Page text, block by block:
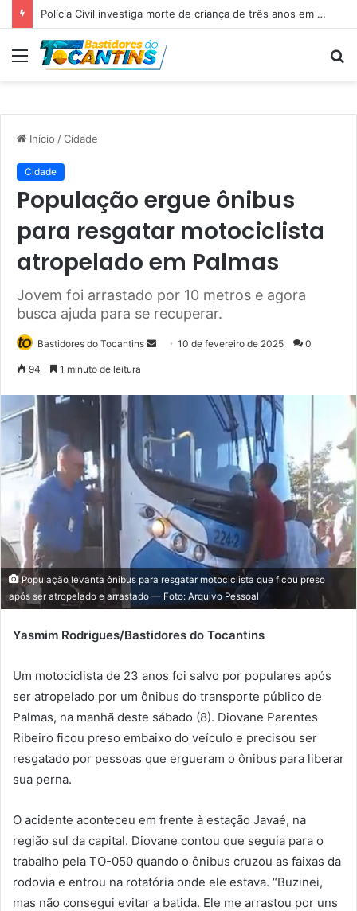
Professora Dorinha lidera disputa pelo Governo do Tocantins com 37,4% das intenções de voto, aponta pesquisa
Menu
Início /Cidade
Cidade
População ergue ônibus
para resgatar motociclista
atropelado em Palmas
Jovem foi arrastado por 10 metros e agora
busca ajuda para se recuperar.
Bastidores do Tocantins
u
e
-
m
a
10 de fevereiro de 2025 0
94 1 minuto de leitura
População levanta ônibus para resgatar motociclista que ficou preso
após ser atropelado e arrastado — Foto: Arquivo Pessoal
Yasmim Rodrigues/Bastidores do Tocantins
Um motociclista de 23 anos foi salvo por populares após
ser atropelado por um ônibus do transporte público de
Palmas, na manhã deste sábado (8). Diovane Parentes
Ribeiro ficou preso embaixo do veículo e precisou ser
resgatado por pessoas que ergueram o ônibus para liberar
sua perna.
O acidente aconteceu em frente à estação Javaé, na
região sul da capital. Diovane contou que seguia para o
trabalho pela TO-050 quando o ônibus cruzou as faixas da
rodovia e entrou na rotatória onde ele estava. “Buzinei,
mas não consegui evitar a batida. Ele me arrastou por uns